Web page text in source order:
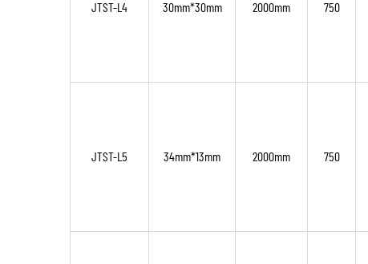
JTST-L4 30mm*30mm 2000mm 750
JTST-L5 34mm*13mm 2000mm 750